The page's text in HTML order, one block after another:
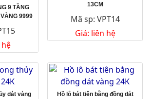
9 TẦNG
9999
hệ
13CM
Mã sp: VPT14
Giá: liên hệ
dát vàng
Hồ lô bát tiên bằng đồng dát